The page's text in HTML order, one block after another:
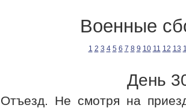
Военные
1 2 3 4 5 6 7 8 9 10 11 12 13
День
Отъезд. Не смотря на